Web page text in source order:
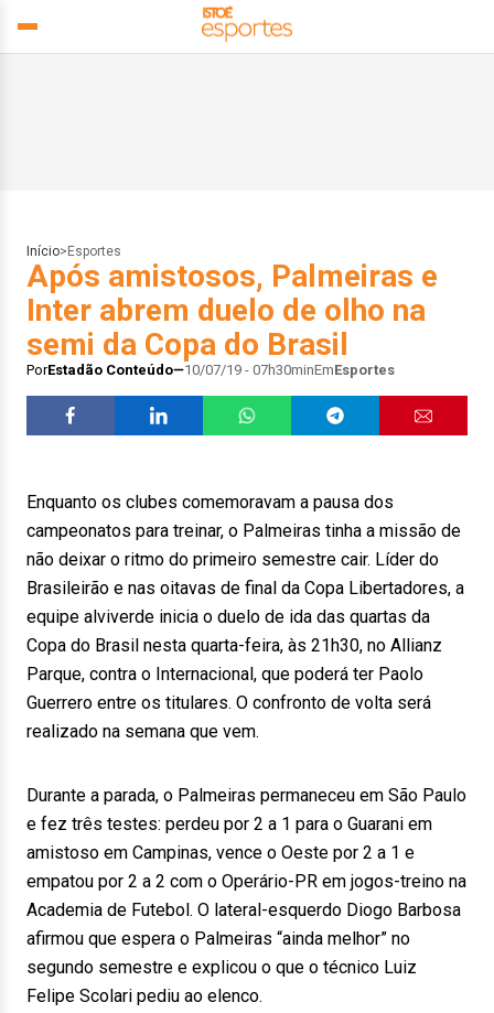
Início> Esportes
Após amistosos, Palmeiras e
Inter abrem duelo de olho na
semi da Copa do Brasil
PorEstadão Conteúdo 10/07/19 - 07h30minEmEsportes
Enquanto os clubes comemoravam a pausa dos
campeonatos para treinar, o Palmeiras tinha a missão de
não deixar o ritmo do primeiro semestre cair. Líder do
Brasileirão e nas oitavas de final da Copa Libertadores, a
equipe alviverde inicia o duelo de ida das quartas da
Copa do Brasil nesta quarta-feira, às 21h30, no Allianz
Parque, contra o Internacional, que poderá ter Paolo
Guerrero entre os titulares. O confronto de volta será
realizado na semana que vem.
Durante a parada, o Palmeiras permaneceu em São Paulo
e fez três testes: perdeu por 2 a 1 para o Guarani em
amistoso em Campinas, vence o Oeste por 2 a 1 e
empatou por 2 a 2 com o Operário-PR em jogos-treino na
Academia de Futebol. O lateral-esquerdo Diogo Barbosa
afirmou que espera o Palmeiras “ainda melhor” no
segundo semestre e explicou o que o técnico Luiz
Felipe Scolari pediu ao elenco.